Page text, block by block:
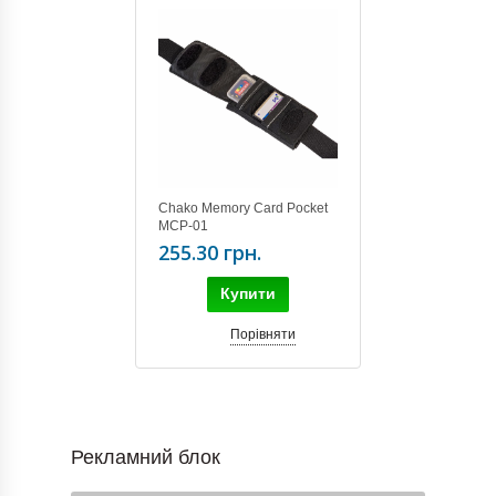
Chako Memory Card Pocket
MCP-01
255.30 грн.
Купити
Порівняти
Рекламний блок